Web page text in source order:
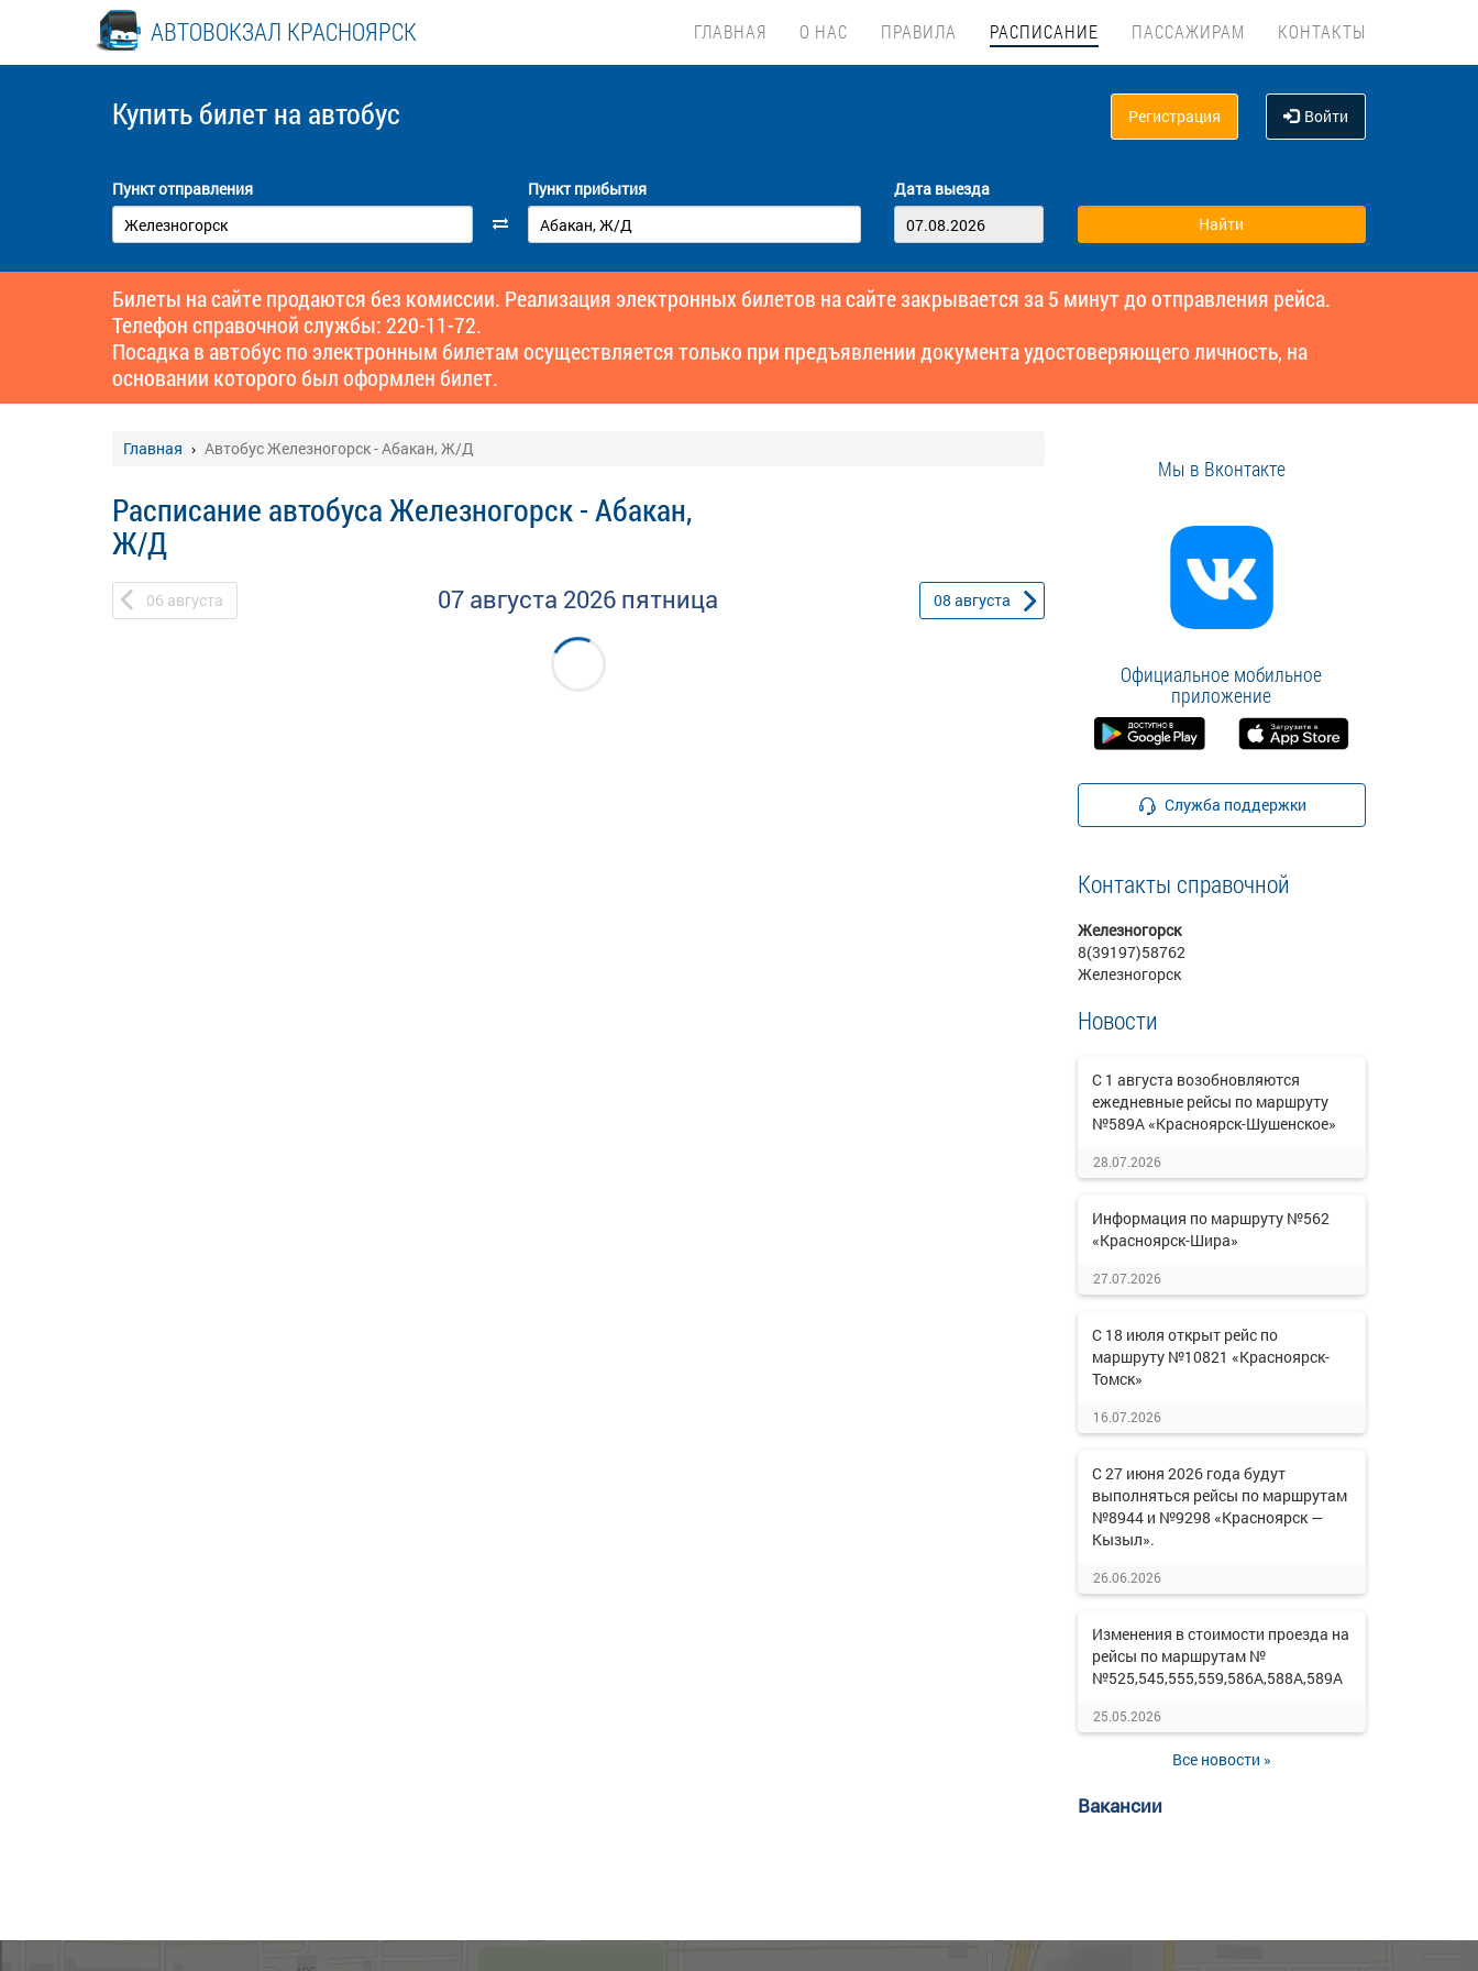
АВТОВОКЗАЛ КРАСНОЯРСК ГЛАВНАЯ О НАС ПРАВИЛА РАСПИСАНИЕ ПАССАЖИРАМ КОНТАКТЫ
Купить билет на автобус Регистрация Войти
Пункт отправления Пункт прибытия Дата выезда
Билеты на сайте продаются без комиссии. Реализация электронных билетов на сайте закрывается за 5 минут до отправления рейса.
Телефон справочной службы: 220-11-72.
Посадка в автобус по электронным билетам осуществляется только при предъявлении документа удостоверяющего личность, на
основании которого был оформлен билет.
Главная Автобус Железногорск - Абакан, Ж/Д
Расписание автобуса Железногорск - Абакан,
Ж/Д
06 августа 07 августа 2026 пятница 08 августа
Мы в Вконтакте
Официальное мобильное
приложение
Служба поддержки
Контакты справочной
Железногорск
8(39197)58762
Железногорск
Новости
С 1 августа возобновляются
ежедневные рейсы по маршруту
№589А «Красноярск-Шушенское»
28.07.2026
Информация по маршруту №562
«Красноярск-Шира»
27.07.2026
С 18 июля открыт рейс по
маршруту №10821 «Красноярск-
Томск»
16.07.2026
С 27 июня 2026 года будут
выполняться рейсы по маршрутам
№8944 и №9298 «Красноярск —
Кызыл».
26.06.2026
Изменения в стоимости проезда на
рейсы по маршрутам №
№525,545,555,559,586А,588А,589А
25.05.2026
Все новости »
Вакансии